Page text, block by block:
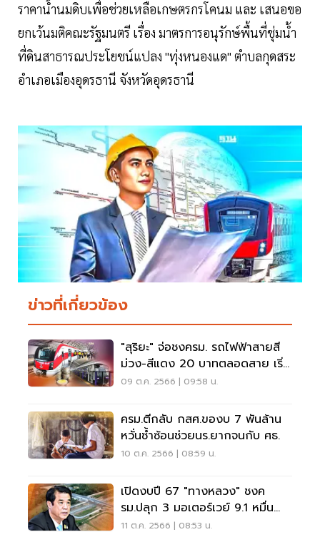
ราคาน้ำนมดิบเพื่อช่วยเหลือเกษตรกรโคนม และ เสนอขอ
ยกเว้นมติคณะรัฐมนตรี เรื่อง มาตรการอนุรักษ์พื้นที่ชุ่มน้ำ
ที่ดินสาธารณประโยชน์แปลง "ทุ่งหนองแด" ตำบลกุดสระ
อำเภอเมืองอุดรธานี จังหวัดอุดรธานี
ข่าวที่เกี่ยวข้อง
"สุริยะ" จ่อชงครม. รถไฟฟ้าสายสี
ม่วง-สีแดง 20 บาทตลอดสาย เริ่ม
16 ต.ค.นี้
09 ต.ค. 2566 | 09:58 น.
ครม.ตีกลับ กสศ.ของบ 7 พันล้าน
หวั่นซ้ำซ้อนช่วยนร.ยากจนกับ ศธ.
10 ต.ค. 2566 | 08:59 น.
เปิดงบปี 67 "ทางหลวง" ชงค
รม.ปลุก 3 มอเตอร์เวย์ 9.1 หมื่น
ล้าน
11 ต.ค. 2566 | 08:53 น.